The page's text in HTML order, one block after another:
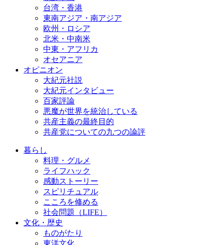
台湾・香港
東南アジア・南アジア
欧州・ロシア
北米・中南米
中東・アフリカ
オセアニア
オピニオン
大紀元社説
大紀元インタビュー
百家評論
悪魔が世界を統治している
共産主義の最終目的
共産党についての九つの論評
暮らし
料理・グルメ
ライフハック
感動ストーリー
スピリチュアル
こころを修める
社会問題（LIFE）
文化・歴史
ものがたり